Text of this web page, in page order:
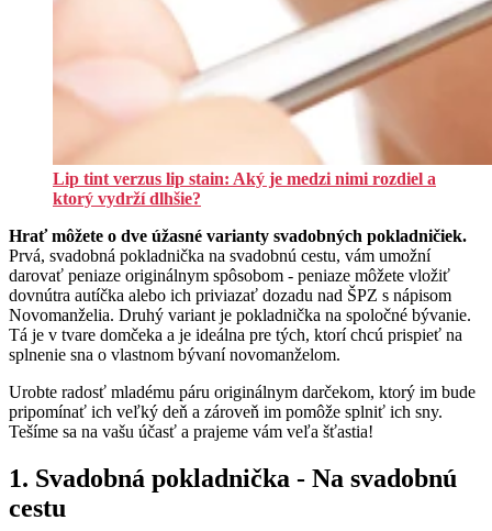
Lip tint verzus lip stain: Aký je medzi nimi rozdiel a
ktorý vydrží dlhšie?
Hrať môžete o dve úžasné varianty svadobných pokladničiek.
Prvá, svadobná pokladnička na svadobnú cestu, vám umožní
darovať peniaze originálnym spôsobom - peniaze môžete vložiť
dovnútra autíčka alebo ich priviazať dozadu nad ŠPZ s nápisom
Novomanželia. Druhý variant je pokladnička na spoločné bývanie.
Tá je v tvare domčeka a je ideálna pre tých, ktorí chcú prispieť na
splnenie sna o vlastnom bývaní novomanželom.
Urobte radosť mladému páru originálnym darčekom, ktorý im bude
pripomínať ich veľký deň a zároveň im pomôže splniť ich sny.
Tešíme sa na vašu účasť a prajeme vám veľa šťastia!
1. Svadobná pokladnička - Na svadobnú
cestu